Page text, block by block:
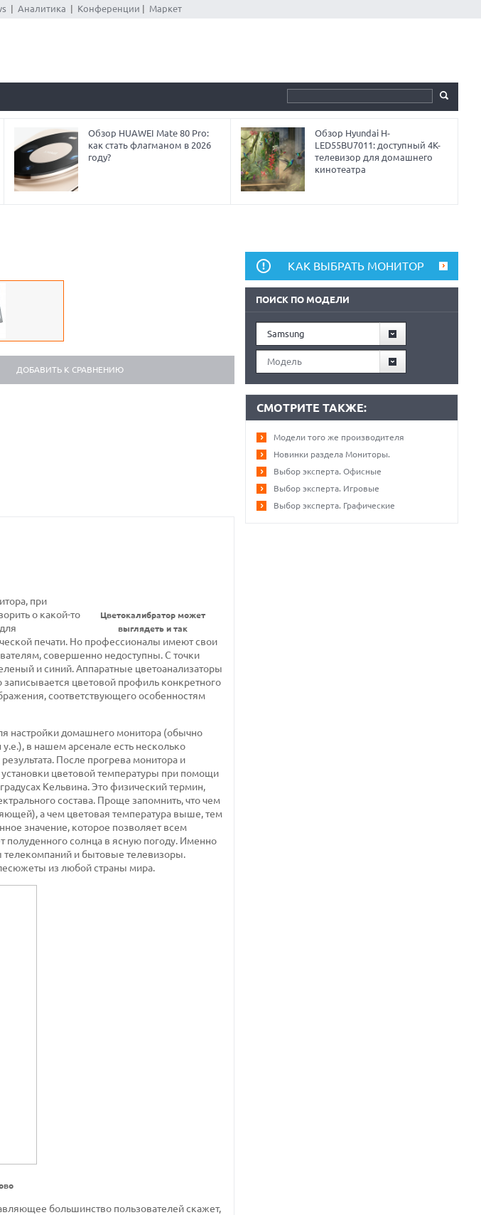
| Аналитика Конференции Маркет
Обзор HUAWEI Mate 80 Pro:
как стать флагманом в 2026
году?
Обзор Hyundai H-
LED55BU7011: доступный 4K-
телевизор для домашнего
кинотеатра
ДОБАВИТЬ К СРАВНЕНИЮ
Цветокалибратор может
выглядеть и так
при
о какой-то
печати. Но профессионалы имеют свои
совершенно недоступны. С точки
и синий. Аппаратные цветоанализаторы
цветовой профиль конкретного
соответствующего особенностям
настройки домашнего монитора (обычно
в нашем арсенале есть несколько
После прогрева монитора и
установки цветовой температуры при помощи
Кельвина. Это физический термин,
состава. Проще запомнить, что чем
а чем цветовая температура выше, тем
значение, которое позволяет всем
полуденного солнца в ясную погоду. Именно
телекомпаний и бытовые телевизоры.
из любой страны мира.
большинство пользователей скажет,
КАК ВЫБРАТЬ МОНИТОР
ПОИСК ПО МОДЕЛИ
Samsung
Модель
СМОТРИТЕ ТАКЖЕ:
Модели того же производителя
Новинки раздела Мониторы.
Выбор эксперта. Офисные
Выбор эксперта. Игровые
Выбор эксперта. Графические